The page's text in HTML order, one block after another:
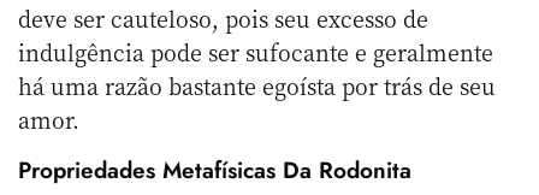
deve ser cauteloso, pois seu excesso de
indulgência pode ser sufocante e geralmente
há uma razão bastante egoísta por trás de seu
amor.
Propriedades Metafísicas Da Rodonita